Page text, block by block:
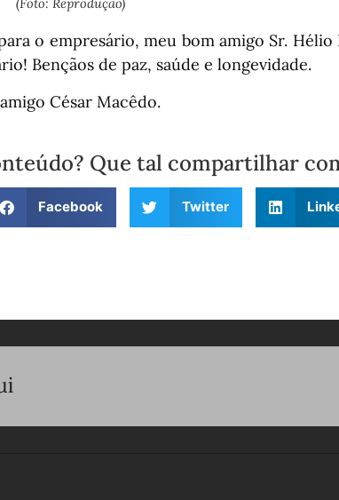
o empresário, meu bom amigo Sr.
Bençãos de paz, saúde e longevidade.
César Macêdo.
Que tal compartilhar
Facebook Twitter